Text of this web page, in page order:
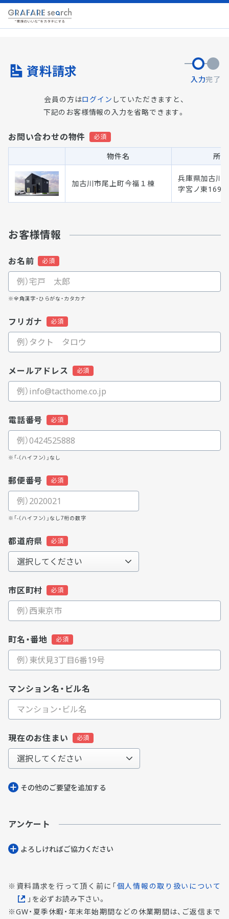
資料請求 入力完了
会員の方はログイン していただきますと、
下記のお客様情報の入力を省略できます。
お問い合わせの物件
物件名 所
加古川市尾上町今福１棟
兵庫県加古川
字宮ノ東169番
お客様情報
お名前
※全角漢字・ひらがな・カタカナ
フリガナ
メールアドレス
電話番号
※「-（ハイフン）」なし
郵便番号
※「-（ハイフン）」なし7桁の数字
都道府県
市区町村
町名・番地
マンション名・ビル名
現在のお住まい
その他のご要望を追加する
アンケート
よろしければご協⼒ください
資料請求を行って頂く前に「個人情報の取り扱いについて
」を必ずお読み下さい。
GW・夏季休暇・年末年始期間などの休業期間は、ご返信まで